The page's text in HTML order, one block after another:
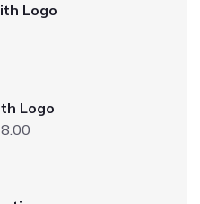
Logo
Logo